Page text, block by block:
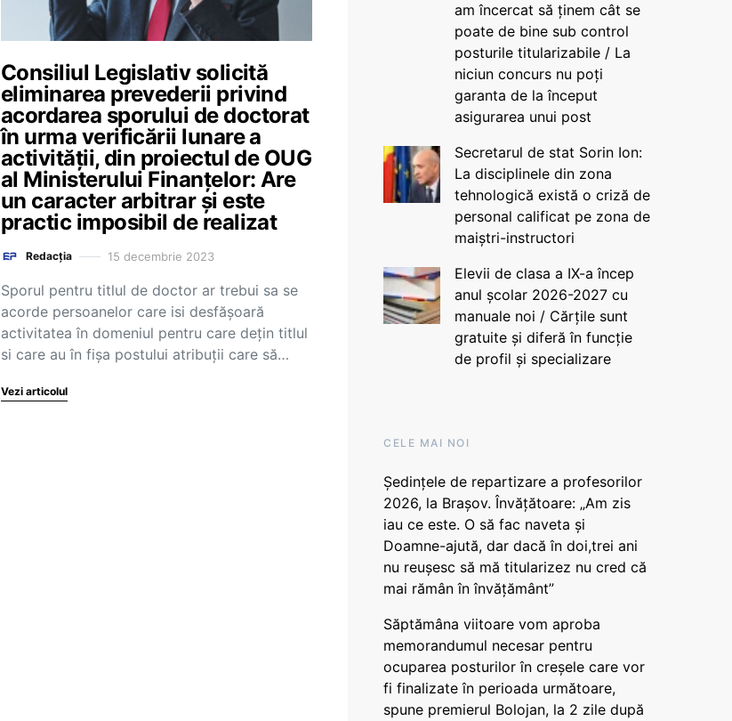
Consiliul Legislativ solicită
eliminarea prevederii privind
acordarea sporului de doctorat
în urma verificării lunare a
activității, din proiectul de OUG
al Ministerului Finanțelor: Are
un caracter arbitrar şi este
practic imposibil de realizat
Redacția 15 decembrie 2023
Sporul pentru titlul de doctor ar trebui sa se
acorde persoanelor care isi desfăşoară
activitatea în domeniul pentru care deţin titlul
si care au în fișa postului atribuții care să…
Vezi articolul
am încercat să ținem cât se
poate de bine sub control
posturile titularizabile / La
niciun concurs nu poți
garanta de la început
asigurarea unui post
Secretarul de stat Sorin Ion:
La disciplinele din zona
tehnologică există o criză de
personal calificat pe zona de
maiștri-instructori
Elevii de clasa a IX-a încep
anul școlar 2026-2027 cu
manuale noi / Cărțile sunt
gratuite și diferă în funcție
de profil și specializare
CELE MAI NOI
Ședințele de repartizare a profesorilor
2026, la Brașov. Învățătoare: „Am zis
iau ce este. O să fac naveta și
Doamne-ajută, dar dacă în doi,trei ani
nu reușesc să mă titularizez nu cred că
mai rămân în învățământ”
Săptămâna viitoare vom aproba
memorandumul necesar pentru
ocuparea posturilor în creșele care vor
fi finalizate în perioada următoare,
spune premierul Bolojan, la 2 zile după